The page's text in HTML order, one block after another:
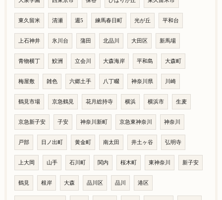
東久留米 清瀬 週5 練馬春日町 光が丘 平和台
上石神井 氷川台 蒲田 北品川 大田区 新馬場
青物横丁 鮫洲 立会川 大森海岸 平和島 大森町
梅屋敷 雑色 六郷土手 八丁畷 神奈川県 川崎
鶴見市場 京急鶴見 花月総持寺 横浜 横浜市 生麦
京急新子安 子安 神奈川新町 京急東神奈川 神奈川
戸部 日ノ出町 黄金町 南太田 井土ヶ谷 弘明寺
上大岡 山手 石川町 関内 桜木町 東神奈川 新子安
鶴見 根岸 大森 品川区 品川 港区